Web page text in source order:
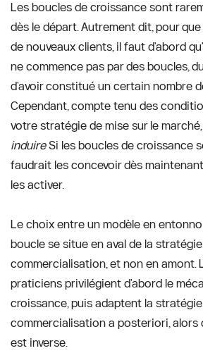
Les boucles de croissance sont
dès le départ. Autrement dit, pour
de nouveaux clients, il faut d'abord
ne commence pas par des boucles,
d'avoir constitué un certain nombre
Cependant, compte tenu des
induire Si les boucles de croissance
faudrait les concevoir dès
les activer.
Le choix entre un modèle en
boucle se situe en aval de la
commercialisation, et non en amont.
praticiens privilégient d'abord le
croissance, puis adaptent la
commercialisation a posteriori, alors
est inverse.